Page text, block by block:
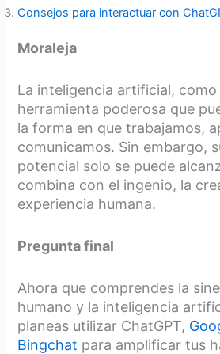
Consejos para interactuar con
Moraleja
La inteligencia artificial, como
herramienta poderosa que
la forma en que trabajamos,
comunicamos. Sin embargo,
potencial solo se puede
combina con el ingenio, la
experiencia humana.
Pregunta final
Ahora que comprendes la
humano y la inteligencia
planeas utilizar ChatGPT,
Bingchat para amplificar tus